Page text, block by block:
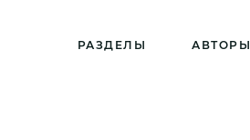
РАЗДЕЛЫ АВТОРЫ